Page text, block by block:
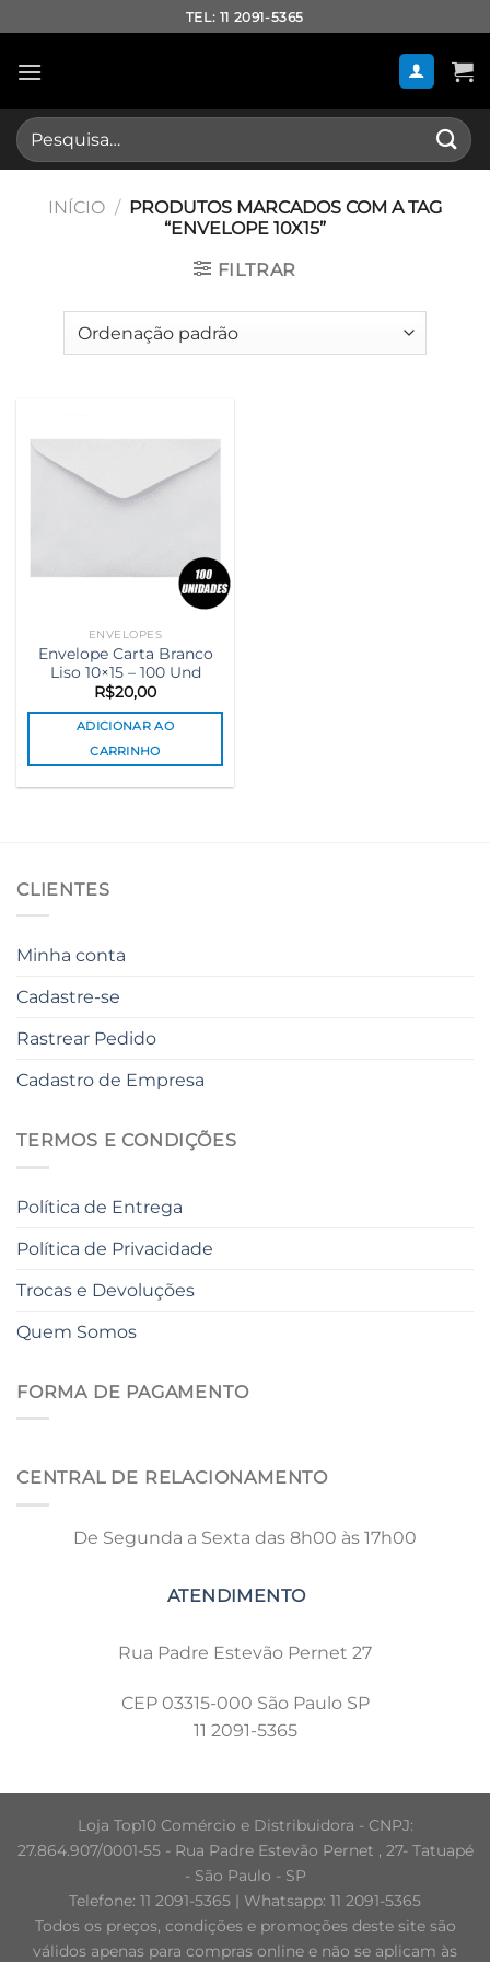
to
content
TEL: 11 2091-5365
Pesquisar
por:
INÍCIO / PRODUTOS MARCADOS COM A TAG
“ENVELOPE 10X15”
FILTRAR
ENVELOPES
Envelope Carta Branco
Liso 10×15 – 100 Und
R$20,00
ADICIONAR AO
CARRINHO
CLIENTES
Minha conta
Cadastre-se
Rastrear Pedido
Cadastro de Empresa
TERMOS E CONDIÇÕES
Política de Entrega
Política de Privacidade
Trocas e Devoluções
Quem Somos
FORMA DE PAGAMENTO
CENTRAL DE RELACIONAMENTO
De Segunda a Sexta das 8h00 às 17h00
Rua Padre Estevão Pernet 27
CEP 03315-000 São Paulo SP
11 2091-5365
Loja Top10 Comércio e Distribuidora - CNPJ:
27.864.907/0001-55 - Rua Padre Estevão Pernet , 27- Tatuapé
- São Paulo - SP
Telefone: 11 2091-5365 | Whatsapp: 11 2091-5365
Todos os preços, condições e promoções deste site são
válidos apenas para compras online e não se aplicam às